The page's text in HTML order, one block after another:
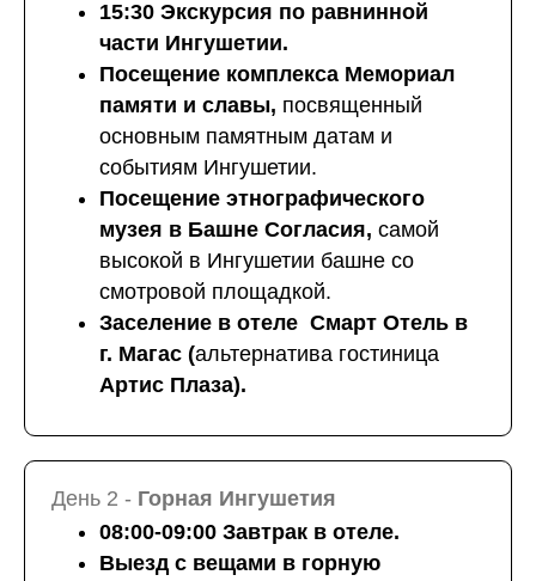
15:30 Экскурсия по равнинной
части Ингушетии.
Посещение комплекса Мемориал
памяти и славы, посвященный
основным памятным датам и
событиям Ингушетии.
Посещение этнографического
музея в Башне Согласия, самой
высокой в Ингушетии башне со
смотровой площадкой.
Заселение в отеле Смарт Отель в
г. Магас (альтернатива гостиница
Артис Плаза).
День 2 - Горная Ингушетия
08:00-09:00 Завтрак в отеле.
Выезд с вещами в горную